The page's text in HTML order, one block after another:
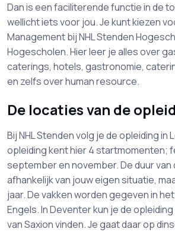
Dan is een faciliterende functie in de
wellicht iets voor jou. Je kunt kiezen
Management bij NHL Stenden
Hogescholen. Hier leer je alles over
caterings, hotels, gastronomie,
en zelfs over human resource.
De locaties van de
Bij NHL Stenden volg je de opleiding in
opleiding kent hier 4 startmomenten;
september en november. De duur van
afhankelijk van jouw eigen situatie,
jaar. De vakken worden gegeven in
Engels. In Deventer kun je de
van Saxion vinden. Je gaat daar op